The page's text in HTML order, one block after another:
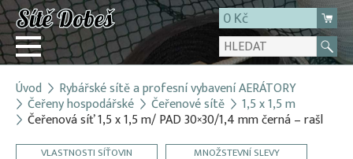
0 Kč
Přihlásit
Registrace
E-shop
Úvod Rybářské sítě a profesní vybavení AERÁTORY
Čeřeny hospodářské Čeřenové sítě 1,5 x 1,5 m
Čeřenová síť 1,5 x 1,5 m/ PAD 30×30/1,4 mm černá – rašl
VLASTNOSTI SÍŤOVIN MNOŽSTEVNÍ SLEVY